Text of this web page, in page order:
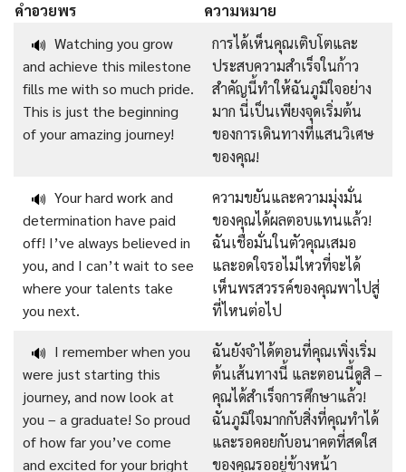
คำอวยพร
ความหมาย
🔊 Watching you grow
and achieve this milestone
fills me with so much pride.
This is just the beginning
of your amazing journey!
การได้เห็นคุณเติบโตและ
ประสบความสำเร็จในก้าว
สำคัญนี้ทำให้ฉันภูมิใจอย่าง
มาก นี่เป็นเพียงจุดเริ่มต้น
ของการเดินทางที่แสนวิเศษ
ของคุณ!
🔊 Your hard work and
determination have paid
off! I’ve always believed in
you, and I can’t wait to see
where your talents take
you next.
ความขยันและความมุ่งมั่น
ของคุณได้ผลตอบแทนแล้ว!
ฉันเชื่อมั่นในตัวคุณเสมอ
และอดใจรอไม่ไหวที่จะได้
เห็นพรสวรรค์ของคุณพาไปสู่
ที่ไหนต่อไป
🔊 I remember when you
were just starting this
journey, and now look at
you – a graduate! So proud
of how far you’ve come
and excited for your bright
ฉันยังจำได้ตอนที่คุณเพิ่งเริ่ม
ต้นเส้นทางนี้ และตอนนี้ดูสิ –
คุณได้สำเร็จการศึกษาแล้ว!
ฉันภูมิใจมากกับสิ่งที่คุณทำได้
และรอคอยกับอนาคตที่สดใส
ของคุณรออยู่ข้างหน้า